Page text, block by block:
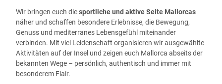
Wir bringen euch diesportliche und aktive Seite Mallorcas
näher und schaffen besondere Erlebnisse, die Bewegung,
Genuss und mediterranes Lebensgefühl miteinander
verbinden. Mit viel Leidenschaft organisieren wir ausgewählte
Aktivitäten auf der Insel und zeigen euch Mallorca abseits der
bekannten Wege – persönlich, authentisch und immer mit
besonderem Flair.